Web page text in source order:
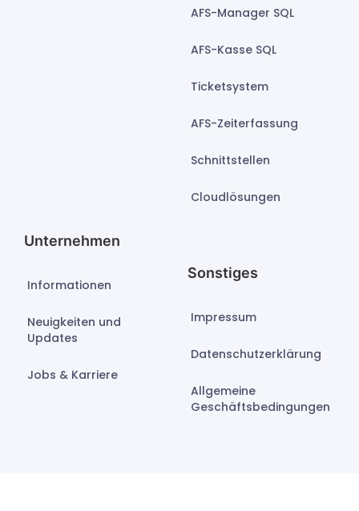
AFS-Manager SQL
AFS-Kasse SQL
Ticketsystem
AFS-Zeiterfassung
Schnittstellen
Cloudlösungen
Unternehmen
Informationen
Neuigkeiten und
Updates
Jobs & Karriere
Sonstiges
Impressum
Datenschutzerklärung
Allgemeine
Geschäftsbedingungen